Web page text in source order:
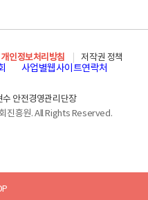
개인정보처리방침
저작권 정책
사업별웹사이트연락처
수 안전경영관리단장
진흥원. All Rights Reserved.